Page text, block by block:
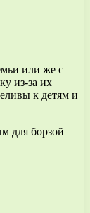
или же с
из-за их
к детям и
для борзой